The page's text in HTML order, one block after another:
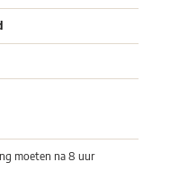
moeten na 8 uur